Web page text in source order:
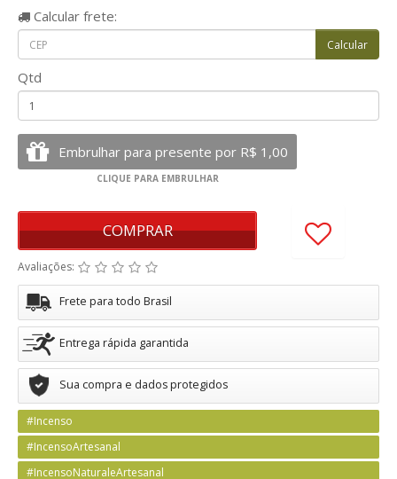
Calcular frete:
Qtd
COMPRAR
Avaliações:
Frete para todo Brasil
Entrega rápida garantida
Sua compra e dados protegidos
#Incenso
#IncensoArtesanal
#IncensoNaturaleArtesanal